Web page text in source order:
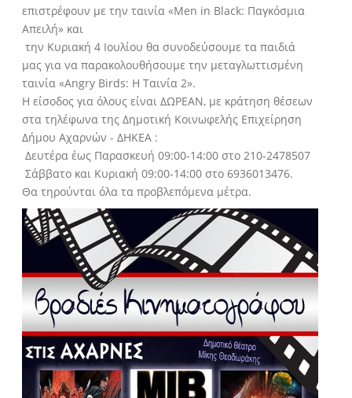
επιστρέφουν με την ταινία «Men in Black: Παγκόσμια
Απειλή» και
την Κυριακή 4 Ιουλίου θα συνοδεύσουμε τα παιδιά
μας για να παρακολουθήσουμε την μεταγλωττισμένη
ταινία «Angry Birds: Η Ταινία 2».
Η είσοδος για όλους είναι ΔΩΡΕΑΝ, με κράτηση θέσεων
στα τηλέφωνα της Δημοτική Κοινωφελής Επιχείρηση
Δήμου Αχαρνών - ΔΗΚΕΑ :
Δευτέρα έως Παρασκευή 09:00-14:00 στο 210-2478507
Σάββατο και Κυριακή 09:00-14:00 στο 6936013476.
Θα τηρούνται όλα τα προβλεπόμενα μέτρα.